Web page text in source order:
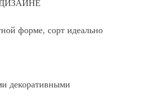
форме, сорт идеально
декоративными